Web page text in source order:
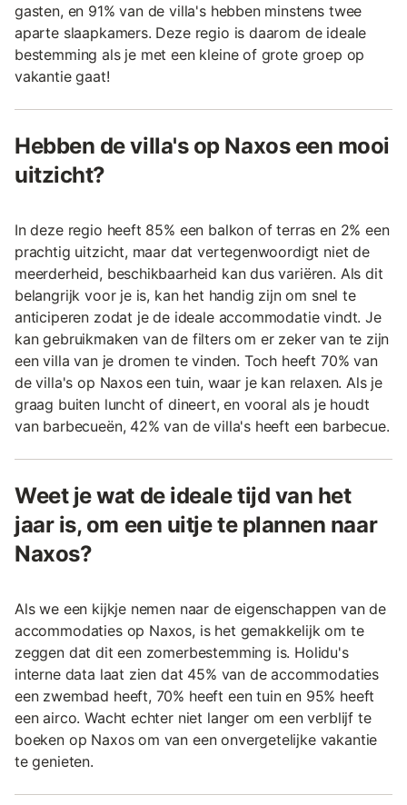
gasten, en 91% van de villa's hebben minstens twee
aparte slaapkamers. Deze regio is daarom de ideale
bestemming als je met een kleine of grote groep op
vakantie gaat!
Hebben de villa's op Naxos een mooi
uitzicht?
In deze regio heeft 85% een balkon of terras en 2% een
prachtig uitzicht, maar dat vertegenwoordigt niet de
meerderheid, beschikbaarheid kan dus variëren. Als dit
belangrijk voor je is, kan het handig zijn om snel te
anticiperen zodat je de ideale accommodatie vindt. Je
kan gebruikmaken van de filters om er zeker van te zijn
een villa van je dromen te vinden. Toch heeft 70% van
de villa's op Naxos een tuin, waar je kan relaxen. Als je
graag buiten luncht of dineert, en vooral als je houdt
van barbecueën, 42% van de villa's heeft een barbecue.
Weet je wat de ideale tijd van het
jaar is, om een uitje te plannen naar
Naxos?
Als we een kijkje nemen naar de eigenschappen van de
accommodaties op Naxos, is het gemakkelijk om te
zeggen dat dit een zomerbestemming is. Holidu's
interne data laat zien dat 45% van de accommodaties
een zwembad heeft, 70% heeft een tuin en 95% heeft
een airco. Wacht echter niet langer om een verblijf te
boeken op Naxos om van een onvergetelijke vakantie
te genieten.